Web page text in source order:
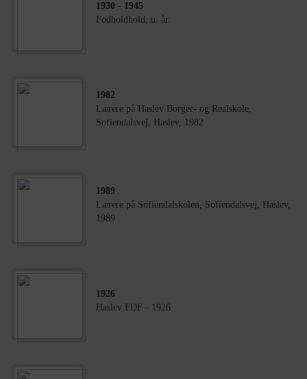
1930 - 1945
Fodboldhold, u. år.
1982
Lærere på Haslev Borger- og Realskole,
Sofiendalsvej, Haslev, 1982
1989
Lærere på Sofiendalskolen, Sofiendalsvej, Haslev,
1989
1926
Haslev FDF - 1926